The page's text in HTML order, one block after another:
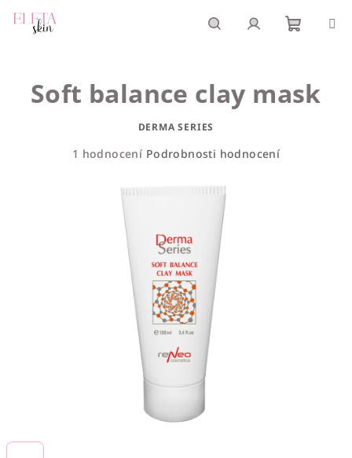
obsah
košík
Soft balance clay mask
DERMA SERIES
Průměrné
produktu
hvězdiček.
1 hodnocení Podrobnosti hodnocení